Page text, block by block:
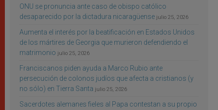
ONU se pronuncia ante caso de obispo católico
desaparecido por la dictadura nicaragüense julio 25, 2026
Aumenta el interés por la beatificación en Estados Unidos
de los mártires de Georgia que murieron defendiendo el
matrimonio julio 25, 2026
Franciscanos piden ayuda a Marco Rubio ante
persecución de colonos judíos que afecta a cristianos (y
no sólo) en Tierra Santa julio 25, 2026
Sacerdotes alemanes fieles al Papa contestan a su propio